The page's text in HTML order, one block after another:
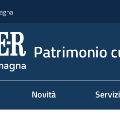
Patrimonio
Novità Servizi